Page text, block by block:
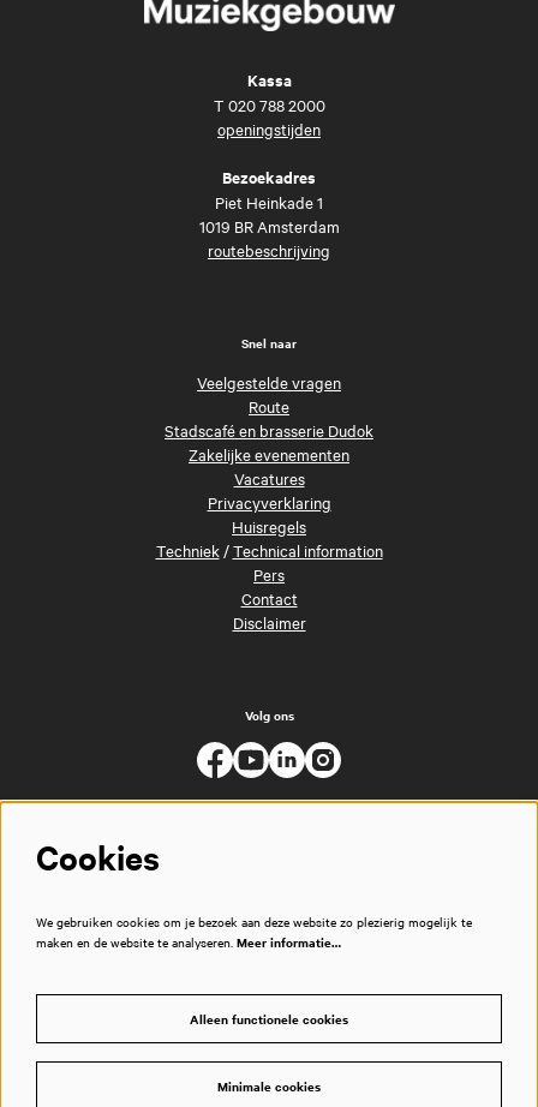
Kassa
T 020 788 2000
openingstijden
Bezoekadres
Piet Heinkade 1
1019 BR Amsterdam
routebeschrijving
Snel naar
Veelgestelde vragen
Route
Stadscafé en brasserie Dudok
Zakelijke evenementen
Vacatures
Privacyverklaring
Huisregels
Techniek/Technical information
Pers
Contact
Disclaimer
Volg ons
Cookies
We gebruiken cookies om je bezoek aan deze website zo plezierig mogelijk te
maken en de website te analyseren. Meer informatie…
Alleen functionele cookies
Minimale cookies